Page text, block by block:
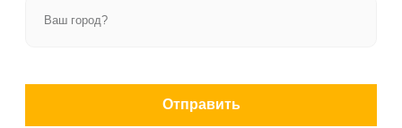
Отправить